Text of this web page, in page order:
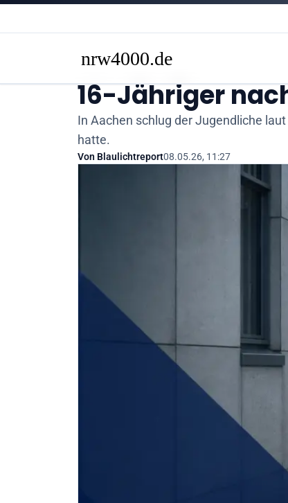
16-Jähriger
In Aachen schlug der Jugendliche
hatte.
Von Blaulichtreport08.05.26, 11:27